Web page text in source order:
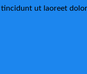
ut laoreet